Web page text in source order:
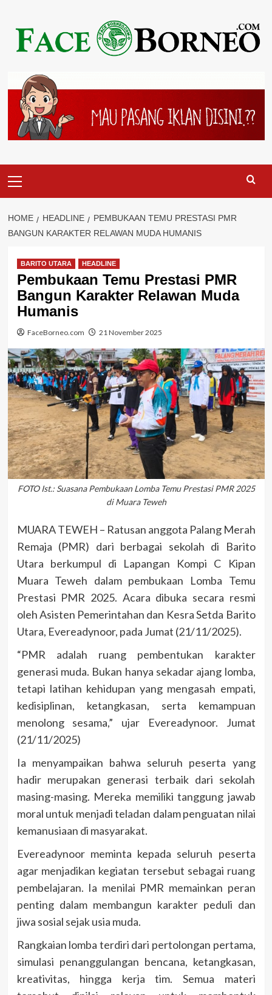
content
Menu
HOME HEADLINE
PEMBUKAAN TEMU PRESTASI PMR
BANGUN KARAKTER RELAWAN MUDA HUMANIS
BARITO UTARA HEADLINE
Pembukaan Temu Prestasi PMR
Bangun Karakter Relawan Muda
Humanis
FaceBorneo.com 21 November 2025
FOTO Ist.: Suasana Pembukaan Lomba Temu Prestasi PMR 2025
di Muara Teweh
MUARA TEWEH – Ratusan anggota Palang Merah
Remaja (PMR) dari berbagai sekolah di Barito
Utara berkumpul di Lapangan Kompi C Kipan
Muara Teweh dalam pembukaan Lomba Temu
Prestasi PMR 2025. Acara dibuka secara resmi
oleh Asisten Pemerintahan dan Kesra Setda Barito
Utara, Evereadynoor, pada Jumat (21/11/2025).
“PMR adalah ruang pembentukan karakter
generasi muda. Bukan hanya sekadar ajang lomba,
tetapi latihan kehidupan yang mengasah empati,
kedisiplinan, ketangkasan, serta kemampuan
menolong sesama,” ujar Evereadynoor. Jumat
(21/11/2025)
Ia menyampaikan bahwa seluruh peserta yang
hadir merupakan generasi terbaik dari sekolah
masing-masing. Mereka memiliki tanggung jawab
moral untuk menjadi teladan dalam penguatan nilai
kemanusiaan di masyarakat.
Evereadynoor meminta kepada seluruh peserta
agar menjadikan kegiatan tersebut sebagai ruang
pembelajaran. Ia menilai PMR memainkan peran
penting dalam membangun karakter peduli dan
jiwa sosial sejak usia muda.
Rangkaian lomba terdiri dari pertolongan pertama,
simulasi penanggulangan bencana, ketangkasan,
kreativitas, hingga kerja tim. Semua materi